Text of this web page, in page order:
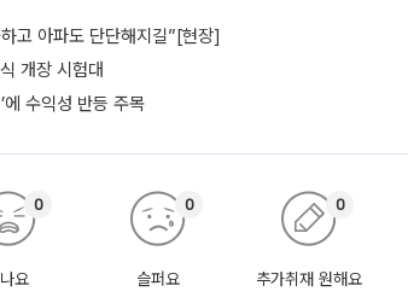
고 아파도 단단해지길”[현장]
개장 시험대
에 수익성 반등 주목
요
0
슬퍼요
0
추가취재 원해요
0